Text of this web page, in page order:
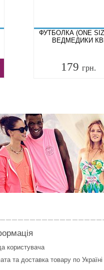
ФУТБОЛКА (ONE
ВЕДМЕДИКИ
179 грн.
користувача
та доставка товару по